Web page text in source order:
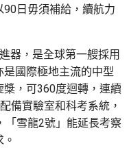
日毋須補給，續航力
器，是全球第一艘採用
國際極地主流的中型
，可360度迴轉，連續
備實驗室和科考系統，
「雪龍2號」能延長考察